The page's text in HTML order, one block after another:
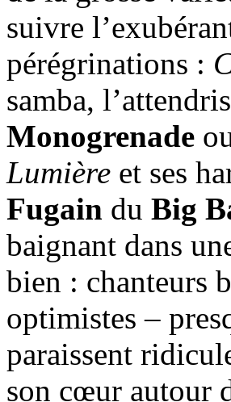
suivre
pérégrinations :
samba,
Monogrenade
Lumière et ses
Fugain du Big
baignant dans
bien : chanteurs
optimistes –
paraissent
son cœur autour